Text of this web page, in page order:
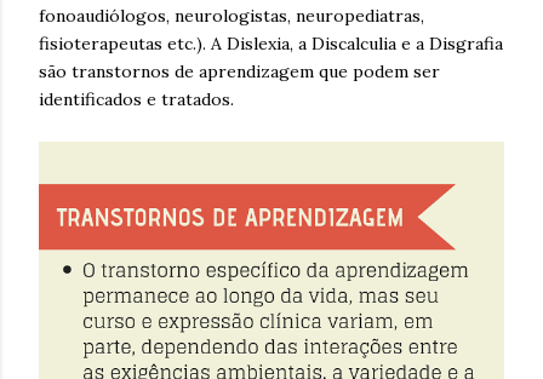
fonoaudiólogos, neurologistas, neuropediatras,
fisioterapeutas etc.). A Dislexia, a Discalculia e a Disgrafia
são transtornos de aprendizagem que podem ser
identificados e tratados.